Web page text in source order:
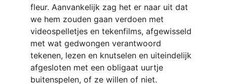
fleur. Aanvankelijk zag het er naar uit dat
we hem zouden gaan verdoen met
videospelletjes en tekenfilms, afgewisseld
met wat gedwongen verantwoord
tekenen, lezen en knutselen en uiteindelijk
afgesloten met een obligaat uurtje
buitenspelen, of ze willen of niet.